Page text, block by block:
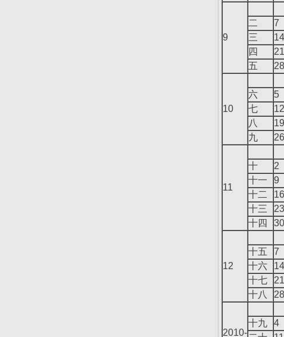
9
二
7
三
14
四
21
五
28
10
六
5
七
12
八
19
九
26
11
十
2
十一
9
十二
16
十三
23
十四
30
12
十五
7
十六
14
十七
21
十八
28
2010-
十九
4